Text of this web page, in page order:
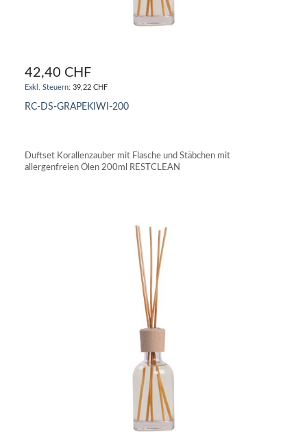
42,40 CHF
39,22 CHF
RC-DS-GRAPEKIWI-200
Duftset Korallenzauber mit Flasche und Stäbchen mit
allergenfreien Ölen 200ml RESTCLEAN